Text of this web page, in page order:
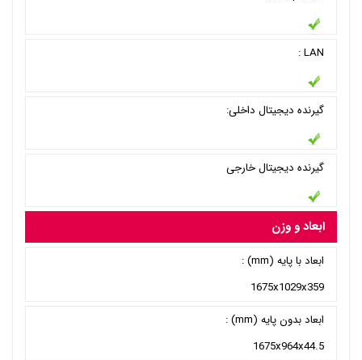
LAN :
گیرنده دیجیتال داخلی:
گیرنده دیجیتال خارجی
ابعاد و وزن
ابعاد با پایه (mm) :
1675x1029x359
ابعاد بدون پایه (mm) :
1675x964x44.5